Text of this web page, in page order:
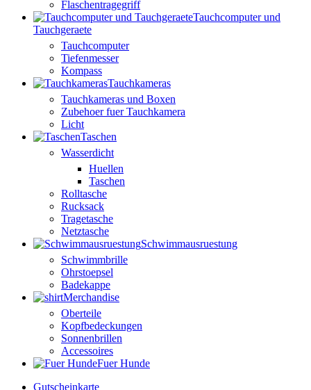
Flaschentragegriff
Tauchcomputer und
Tauchgeraete
Tauchcomputer
Tiefenmesser
Kompass
Tauchkameras
Tauchkameras und Boxen
Zubehoer fuer Tauchkamera
Licht
Taschen
Wasserdicht
Huellen
Taschen
Rolltasche
Rucksack
Tragetasche
Netztasche
Schwimmausruestung
Schwimmbrille
Ohrstoepsel
Badekappe
Merchandise
Oberteile
Kopfbedeckungen
Sonnenbrillen
Accessoires
Fuer Hunde
Gutscheinkarte